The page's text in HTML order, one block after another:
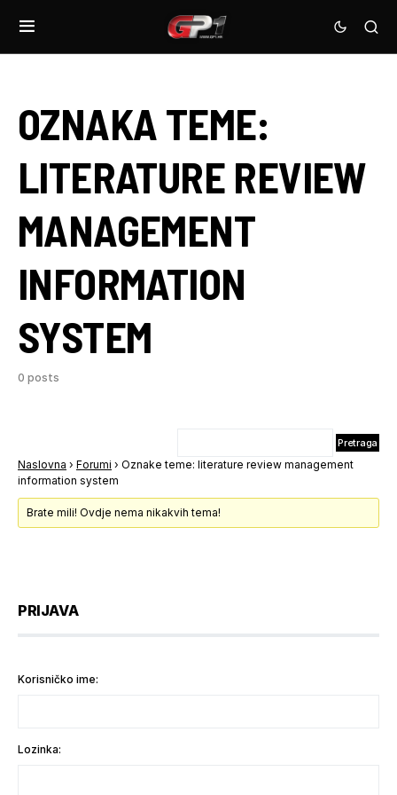
OZNAKA TEME:
LITERATURE REVIEW
MANAGEMENT
INFORMATION
SYSTEM
0 posts
Naslovna › Forumi › Oznake teme: literature review management
information system
Brate mili! Ovdje nema nikakvih tema!
PRIJAVA
Korisničko ime:
Lozinka: